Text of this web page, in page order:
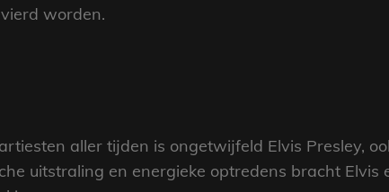
worden.
aller tijden is ongetwijfeld Elvis Presley,
uitstraling en energieke optredens bracht Elvis